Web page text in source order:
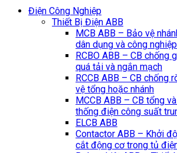
Điện Công Nghiệp
Thiết Bị Điện ABB
MCB ABB – Bảo vệ
dân dụng và công
RCBO ABB – CB chống
quá tải và ngắn mạch
RCCB ABB – CB chống
vệ tổng hoặc nhánh
MCCB ABB – CB tổng
thống điện công suất
ELCB ABB
Contactor ABB – Khởi
cắt động cơ trong tủ